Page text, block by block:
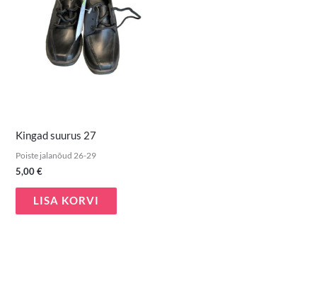
Kingad suurus 27
Poiste jalanõud 26-29
5,00€
LISA KORVI